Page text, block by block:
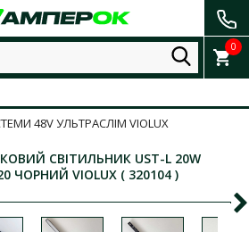
0
48V УЛЬТРАСЛІМ VIOLUX
СВІТИЛЬНИК UST-L 20W
ЧОРНИЙ VIOLUX ( 320104 )